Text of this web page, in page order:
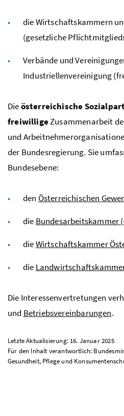
die Wirtschaftskammern
(gesetzliche
Verbände und
Industriellenvereinigung
Dieösterreichische
freiwilligeZusammenarbeit
und
der Bundesregierung. Sie
Bundesebene:
den Österreichischen
die Bundesarbeitskammer (
dieWirtschaftskammer
die
Die Interessenvertretungen
und Betriebsvereinbarungen.
Letzte Aktualisierung: 16. Januar 2025
Für den Inhalt verantwortlich:
Gesundheit, Pflege und